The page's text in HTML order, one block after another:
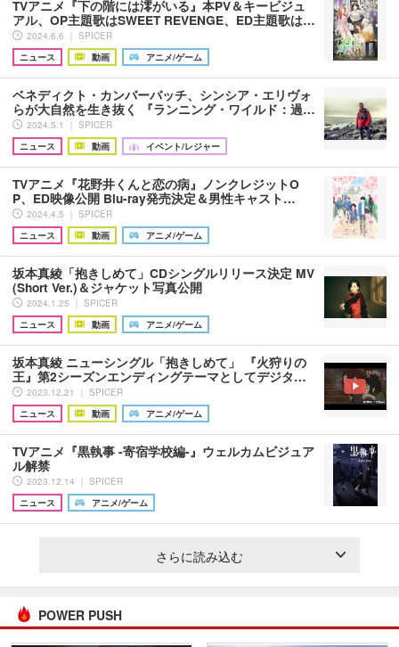
TVアニメ『下の階には澪がいる』本PV＆キービジュ
アル、OP主題歌はSWEET REVENGE、ED主題歌は…
2024.6.6 ｜ SPICER
ニュース
動画 アニメ/ゲーム
ベネディクト・カンバーバッチ、シンシア・エリヴォ
らが大自然を生き抜く 『ランニング・ワイルド：過…
2024.5.1 ｜ SPICER
ニュース
動画 イベント/レジャー
TVアニメ『花野井くんと恋の病』ノンクレジットO
P、ED映像公開 Blu-ray発売決定＆男性キャスト…
2024.4.5 ｜ SPICER
ニュース
動画 アニメ/ゲーム
坂本真綾「抱きしめて」CDシングルリリース決定 MV
(Short Ver.)＆ジャケット写真公開
2024.1.25 ｜ SPICER
ニュース
動画 アニメ/ゲーム
坂本真綾 ニューシングル「抱きしめて」 『火狩りの
王』第2シーズンエンディングテーマとしてデジタ…
2023.12.21 ｜ SPICER
ニュース
動画 アニメ/ゲーム
TVアニメ『黒執事 -寄宿学校編-』ウェルカムビジュア
ル解禁
2023.12.14 ｜ SPICER
ニュース
アニメ/ゲーム
さらに読み込む
POWER PUSH